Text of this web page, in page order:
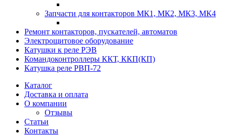
Запчасти для контакторов МК1, МК2, МК3, МК4
Ремонт контакторов, пускателей, автоматов
Электрощитовое оборудование
Катушки к реле РЭВ
Командоконтроллеры ККТ, ККП(КП)
Катушка реле РВП-72
Каталог
Доставка и оплата
О компании
Отзывы
Статьи
Контакты